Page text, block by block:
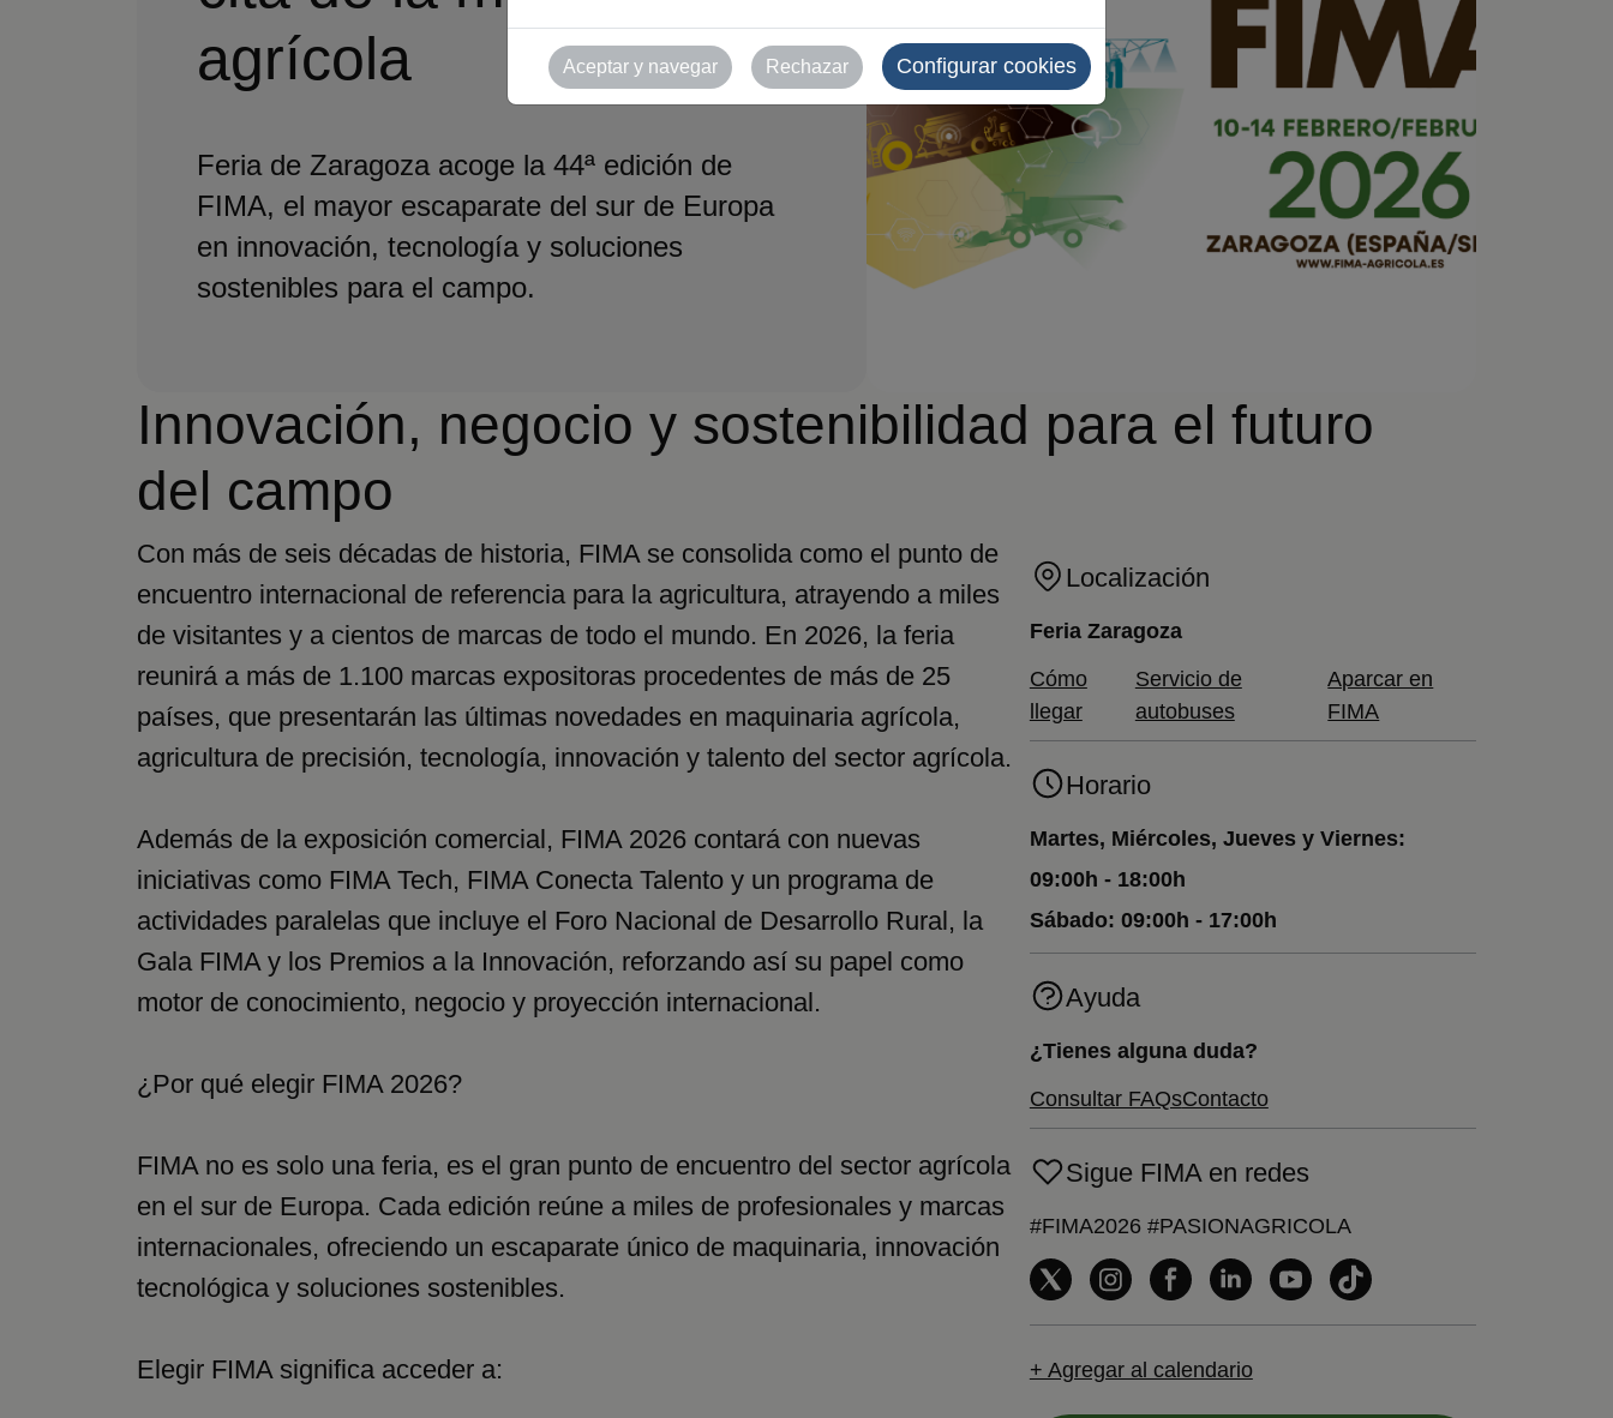
agrícola
Feria de Zaragoza acoge la 44ª edición de
FIMA, el mayor escaparate del sur de Europa
en innovación, tecnología y soluciones
sostenibles para el campo.
Innovación, negocio y sostenibilidad para el futuro
del campo
Con más de seis décadas de historia, FIMA se consolida como el punto de
encuentro internacional de referencia para la agricultura, atrayendo a miles
de visitantes y a cientos de marcas de todo el mundo. En 2026, la feria
reunirá a más de 1.100 marcas expositoras procedentes de más de 25
países, que presentarán las últimas novedades en maquinaria agrícola,
agricultura de precisión, tecnología, innovación y talento del sector agrícola.
Además de la exposición comercial, FIMA 2026 contará con nuevas
iniciativas como FIMA Tech, FIMA Conecta Talento y un programa de
actividades paralelas que incluye el Foro Nacional de Desarrollo Rural, la
Gala FIMA y los Premios a la Innovación, reforzando así su papel como
motor de conocimiento, negocio y proyección internacional.
¿Por qué elegir FIMA 2026?
FIMA no es solo una feria, es el gran punto de encuentro del sector agrícola
en el sur de Europa. Cada edición reúne a miles de profesionales y marcas
internacionales, ofreciendo un escaparate único de maquinaria, innovación
tecnológica y soluciones sostenibles.
Elegir FIMA significa acceder a:
Localización
Feria Zaragoza
Cómo
llegar
Servicio de
autobuses
Aparcar en
FIMA
Horario
Martes, Miércoles, Jueves y Viernes:
09:00h - 18:00h
Sábado: 09:00h - 17:00h
Ayuda
¿Tienes alguna duda?
Consultar FAQsContacto
Sigue FIMA en redes
#FIMA2026 #PASIONAGRICOLA
+ Agregar al calendario
Aceptar y navegar Rechazar Configurar cookies